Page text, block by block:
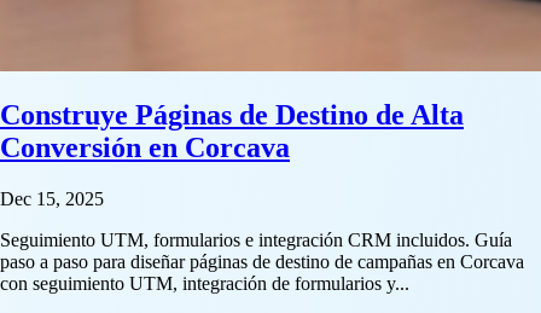
Construye Páginas de Destino de Alta
Conversión en Corcava
Dec 15, 2025
Seguimiento UTM, formularios e integración CRM incluidos. Guía
paso a paso para diseñar páginas de destino de campañas en Corcava
con seguimiento UTM, integración de formularios y...